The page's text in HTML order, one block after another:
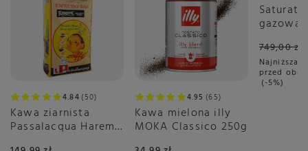
4.84 50
Kawa ziarnista
Passalacqua Harem
4.95 65
Kawa mielona illy
MOKA Classico 250g
Biały
749,00 zł
Najniższa
przed
-5%